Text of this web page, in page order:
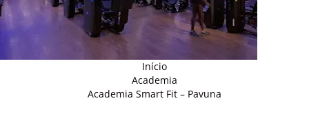
Início
Academia
Academia Smart Fit – Pavuna